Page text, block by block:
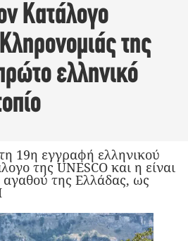
Κατάλογο
της
ελληνικό
19η εγγραφή ελληνικού
της UNESCO και η είναι
αγαθού της Ελλάδας, ως